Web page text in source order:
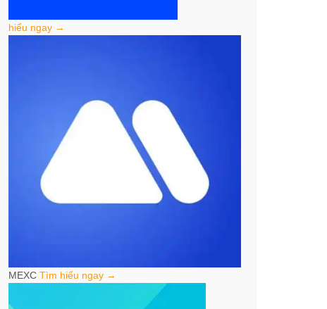
hiểu ngay →
MEXC Tìm hiểu ngay →